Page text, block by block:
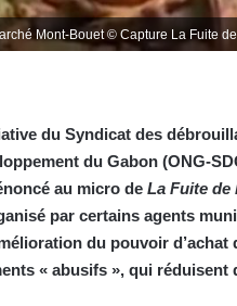
Mont-Bouet © Capture La Fuite
du Syndicat des
du Gabon (ONG-
au micro de La Fuite de
par certains agents
du pouvoir
« abusifs », qui